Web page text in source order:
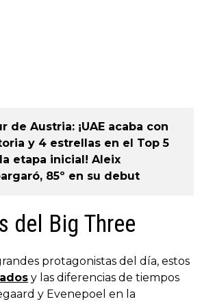
de Austria: ¡UAE acaba con
y 4 estrellas en el Top 5
etapa inicial! Aleix
85º en su debut
del Big Three
protagonistas del día, estos
y las diferencias de tiempos
y Evenepoel en la